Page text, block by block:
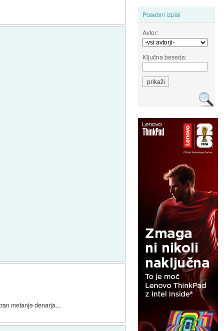
Posebni izpisi
Avtor:
Ključna beseda:
metanje denarja...